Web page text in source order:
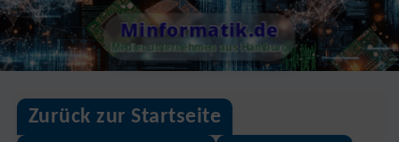
Skip
to
content
Minformatik.de
Medienunternehmen aus Hamburg
Zurück zur Startseite